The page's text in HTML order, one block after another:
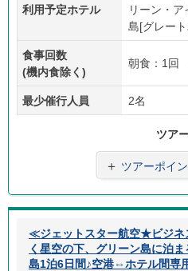
利用予定ホテル
リーン・
島[グレー
食事回数
(機内食除く)
朝食：1回
最少催行人員 2名
ツア
＋ ツアーポイ
≪ジェットスター航空★ビジネ
く星空の下、グリーン島に泊
島1泊6日間♪空港⇔ホテル間専